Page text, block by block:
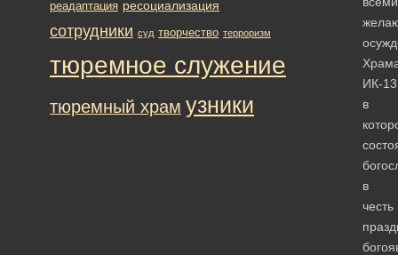
ИК-
в
в
честь
реадаптация ресоциализация
сотрудники суд творчество терроризм
тюремное служение
тюремный храм узники